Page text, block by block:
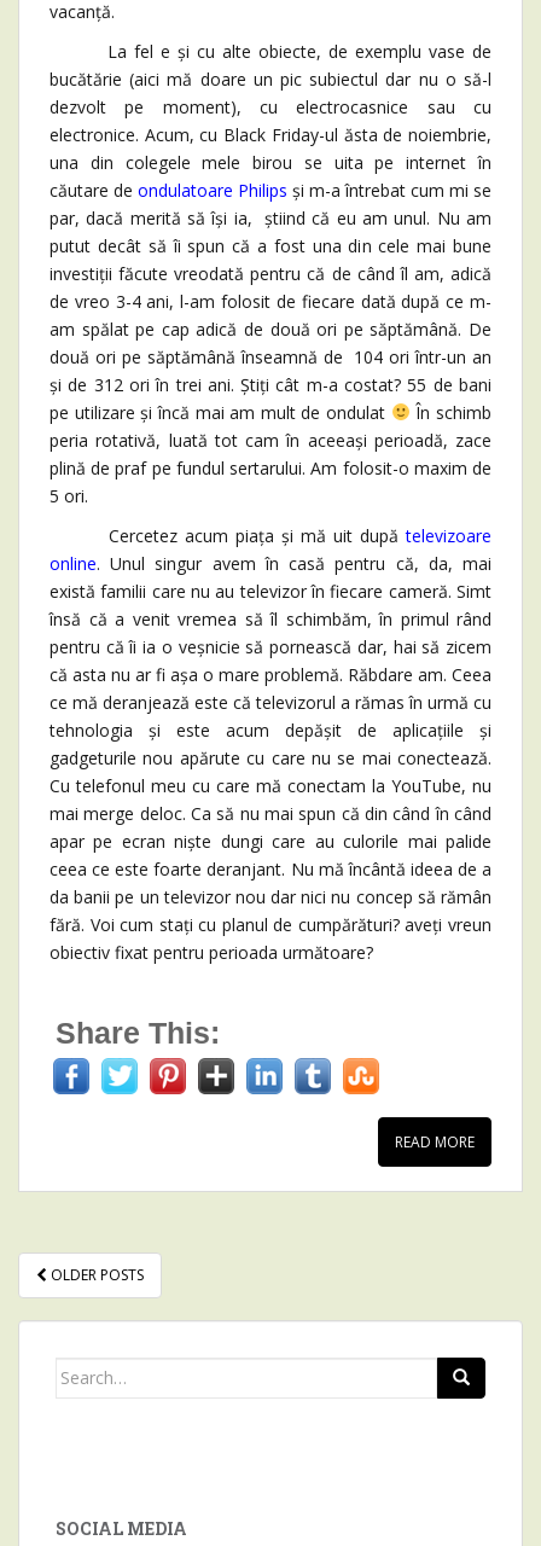
vacanță.
La fel e și cu alte obiecte, de exemplu vase de
bucătărie (aici mă doare un pic subiectul dar nu o să-l
dezvolt pe moment), cu electrocasnice sau cu
electronice. Acum, cu Black Friday-ul ăsta de noiembrie,
una din colegele mele birou se uita pe internet în
căutare de ondulatoare Philips și m-a întrebat cum mi se
par, dacă merită să își ia, știind că eu am unul. Nu am
putut decât să îi spun că a fost una din cele mai bune
investiții făcute vreodată pentru că de când îl am, adică
de vreo 3-4 ani, l-am folosit de fiecare dată după ce m-
am spălat pe cap adică de două ori pe săptămână. De
două ori pe săptămână înseamnă de 104 ori într-un an
și de 312 ori în trei ani. Știți cât m-a costat? 55 de bani
pe utilizare și încă mai am mult de ondulat
În schimb
peria rotativă, luată tot cam în aceeași perioadă, zace
plină de praf pe fundul sertarului. Am folosit-o maxim de
5 ori.
Cercetez acum piața și mă uit dupătelevizoare
online. Unul singur avem în casă pentru că, da, mai
există familii care nu au televizor în fiecare cameră. Simt
însă că a venit vremea să îl schimbăm, în primul rând
pentru că îi ia o veșnicie să pornească dar, hai să zicem
că asta nu ar fi așa o mare problemă. Răbdare am. Ceea
ce mă deranjează este că televizorul a rămas în urmă cu
tehnologia și este acum depășit de aplicațiile și
gadgeturile nou apărute cu care nu se mai conectează.
Cu telefonul meu cu care mă conectam la YouTube, nu
mai merge deloc. Ca să nu mai spun că din când în când
apar pe ecran niște dungi care au culorile mai palide
ceea ce este foarte deranjant. Nu mă încântă ideea de a
da banii pe un televizor nou dar nici nu concep să rămân
fără. Voi cum stați cu planul de cumpărături? aveți vreun
obiectiv fixat pentru perioada următoare?
Share This:
READ MORE
POSTS NAVIGATION
OLDER POSTS
Search for:
SOCIAL MEDIA